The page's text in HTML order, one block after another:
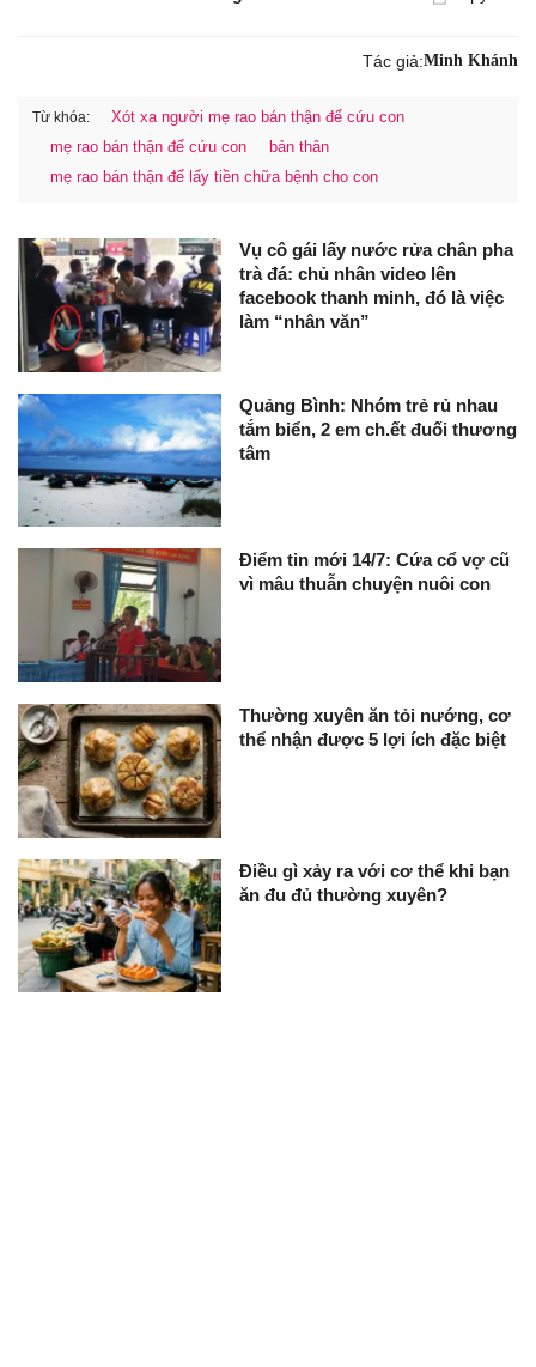
Tác giả:Minh Khánh
Từ khóa:
Xót xa người mẹ rao bán thận để cứu con
mẹ rao bán thận để cứu con
bản thân
mẹ rao bán thận để lấy tiền chữa bệnh cho con
Vụ cô gái lấy nước rửa chân pha
trà đá: chủ nhân video lên
facebook thanh minh, đó là việc
làm “nhân văn”
Quảng Bình: Nhóm trẻ rủ nhau
tắm biển, 2 em ch.ết đuối thương
tâm
Điểm tin mới 14/7: Cứa cổ vợ cũ
vì mâu thuẫn chuyện nuôi con
Thường xuyên ăn tỏi nướng, cơ
thể nhận được 5 lợi ích đặc biệt
Điều gì xảy ra với cơ thể khi bạn
ăn đu đủ thường xuyên?